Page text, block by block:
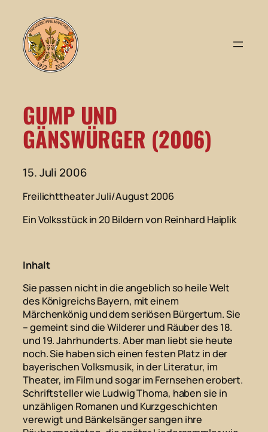
Inhalt
springen
GUMP UND
GÄNSWÜRGER (2006)
15. Juli 2006
Freilichttheater Juli/August 2006
Ein Volksstück in 20 Bildern von Reinhard Haiplik
Inhalt
Sie passen nicht in die angeblich so heile Welt
des Königreichs Bayern, mit einem
Märchenkönig und dem seriösen Bürgertum. Sie
– gemeint sind die Wilderer und Räuber des 18.
und 19. Jahrhunderts. Aber man liebt sie heute
noch. Sie haben sich einen festen Platz in der
bayerischen Volksmusik, in der Literatur, im
Theater, im Film und sogar im Fernsehen erobert.
Schriftsteller wie Ludwig Thoma, haben sie in
unzähligen Romanen und Kurzgeschichten
verewigt und Bänkelsänger sangen ihre